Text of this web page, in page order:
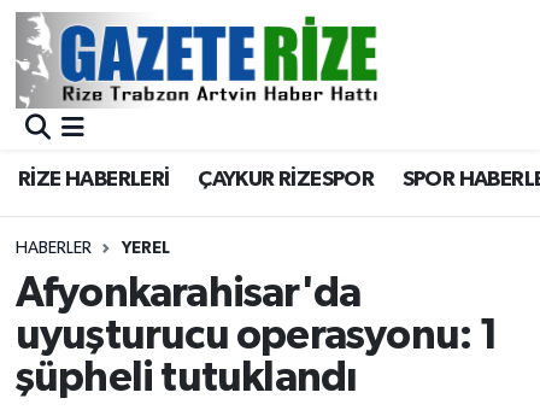
RİZE HABERLERİ ÇAYKUR RİZESPOR SPOR
HABERLER YEREL
Afyonkarahisar'da
uyuşturucu operasyonu: 1
şüpheli tutuklandı
BÖLGEMİZ
Asayiş
Rize Jandarma Komutanlığı
Bilim Teknoloji
Bölge
Merkez Nöbetçi Eczaneler
Merkez Trafik Yoğunluk Haritası
Süper Lig Puan Durumu ve Fikstür
Tüm Manşetler
Son Dakika Haberleri